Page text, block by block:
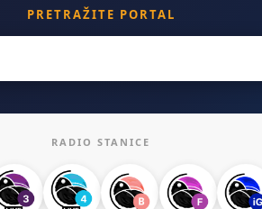
PRETRAŽITE PORTAL
RADIO STANICE